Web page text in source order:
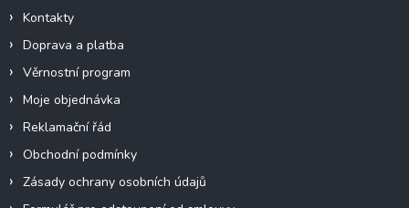
Kontakty
Doprava a platba
Věrnostní program
Moje objednávka
Reklamační řád
Obchodní podmínky
Zásady ochrany osobních údajů